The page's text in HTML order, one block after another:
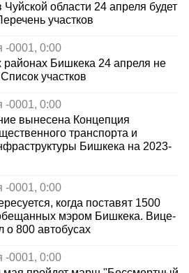
области 24 апреля будет
участков
-0001, 0:00
районах Бишкека 24 апреля не
участков
-0001, 0:00
вынесена Концепция
транспорта и
Бишкека на 2023-
-0001, 0:00
когда поставят 1500
мэром Бишкека. Вице-
о 800 автобусах
-0001, 0:00